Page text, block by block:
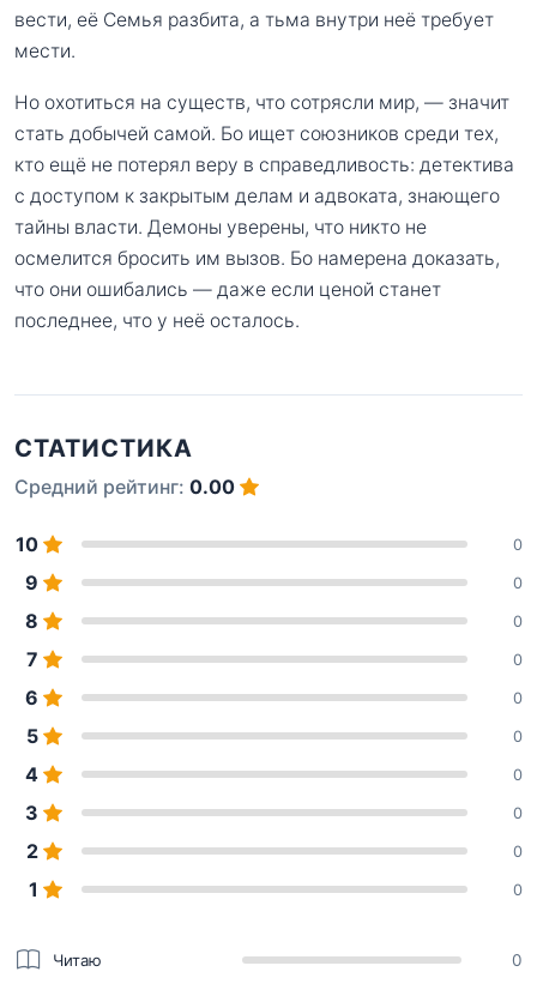
вести, её Семья разбита, а тьма внутри неё требует
мести.
Но охотиться на существ, что сотрясли мир, — значит
стать добычей самой. Бо ищет союзников среди тех,
кто ещё не потерял веру в справедливость: детектива
с доступом к закрытым делам и адвоката, знающего
тайны власти. Демоны уверены, что никто не
осмелится бросить им вызов. Бо намерена доказать,
что они ошибались — даже если ценой станет
последнее, что у неё осталось.
СТАТИСТИКА
Средний рейтинг: 0.00
10 0
9 0
8 0
7 0
6 0
5 0
4 0
3 0
2 0
1 0
Читаю 0